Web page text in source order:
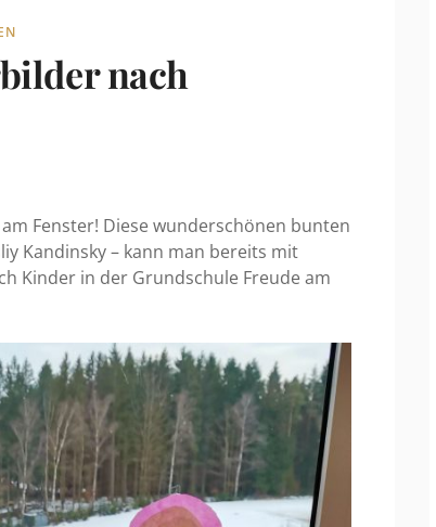
nach
Fenster! Diese wunderschönen bunten
Kandinsky – kann man bereits mit
Kinder in der Grundschule Freude am